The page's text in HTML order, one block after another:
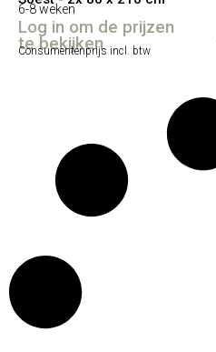
6-8 weken
Log in om de prijzen
te bekijken
Consumentenprijs incl. btw